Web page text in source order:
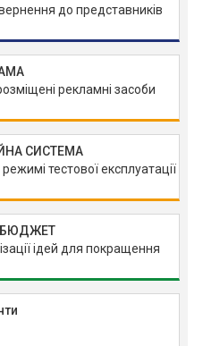
до представників
рекламні засоби
СИСТЕМА
тестової експлуатації
ідей для покращення